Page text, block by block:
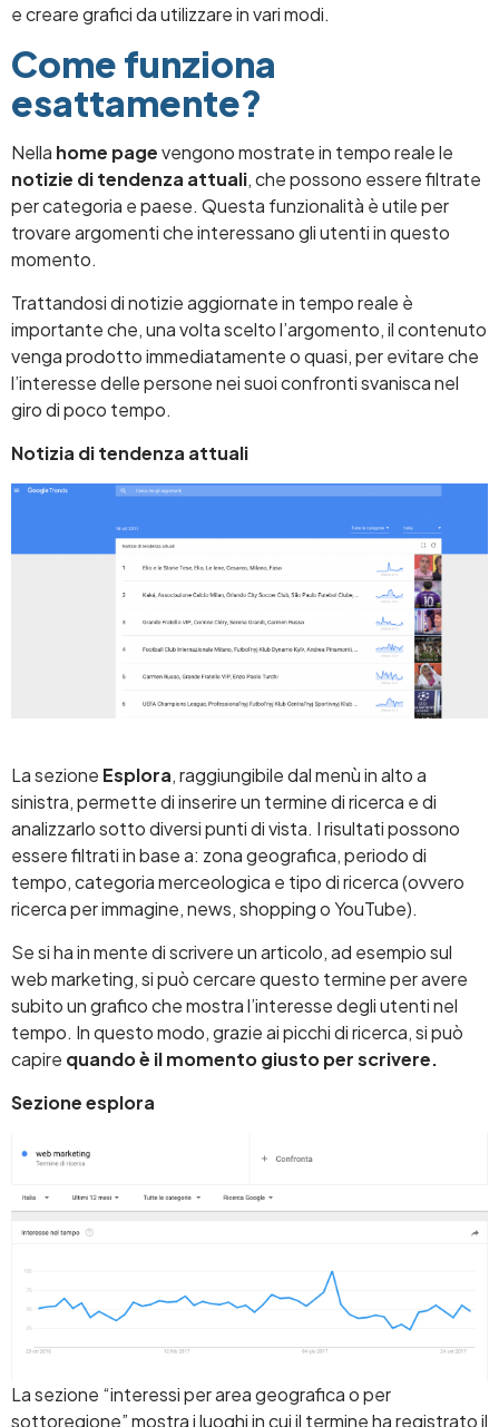
e creare grafici da utilizzare in vari modi.
Come funziona
esattamente?
Nella home pagevengono mostrate in tempo reale le
notizie di tendenza attuali, che possono essere filtrate
per categoria e paese. Questa funzionalità è utile per
trovare argomenti che interessano gli utenti in questo
momento.
Trattandosi di notizie aggiornate in tempo reale è
importante che, una volta scelto l’argomento, il contenuto
venga prodotto immediatamente o quasi, per evitare che
l’interesse delle persone nei suoi confronti svanisca nel
giro di poco tempo.
Notizia di tendenza attuali
La sezione Esplora, raggiungibile dal menù in alto a
sinistra, permette di inserire un termine di ricerca e di
analizzarlo sotto diversi punti di vista. I risultati possono
essere filtrati in base a: zona geografica, periodo di
tempo, categoria merceologica e tipo di ricerca (ovvero
ricerca per immagine, news, shopping o YouTube).
Se si ha in mente di scrivere un articolo, ad esempio sul
web marketing, si può cercare questo termine per avere
subito un grafico che mostra l’interesse degli utenti nel
tempo. In questo modo, grazie ai picchi di ricerca, si può
capire quando è il momento giusto per scrivere.
Sezione esplora
La sezione “interessi per area geografica o per
sottoregione” mostra i luoghi in cui il termine ha registrato il